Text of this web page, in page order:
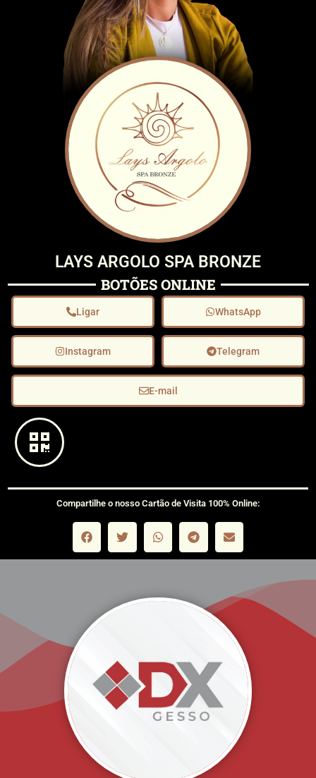
LAYS ARGOLO SPA BRONZE
BOTÕES ONLINE
Ligar WhatsApp
Instagram Telegram
E-mail
Compartilhe o nosso Cartão de Visita 100% Online: